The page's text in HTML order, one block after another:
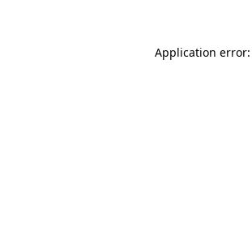
Application